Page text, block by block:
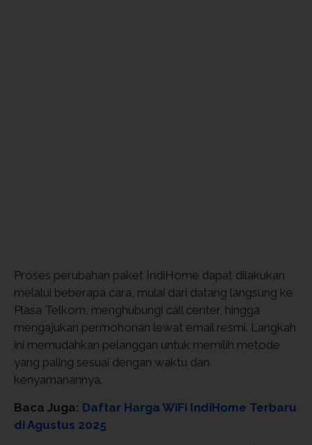
Proses perubahan paket IndiHome dapat dilakukan
melalui beberapa cara, mulai dari datang langsung ke
Plasa Telkom, menghubungi call center, hingga
mengajukan permohonan lewat email resmi. Langkah
ini memudahkan pelanggan untuk memilih metode
yang paling sesuai dengan waktu dan
kenyamanannya.
Baca Juga: Daftar Harga WiFi IndiHome Terbaru
di Agustus 2025